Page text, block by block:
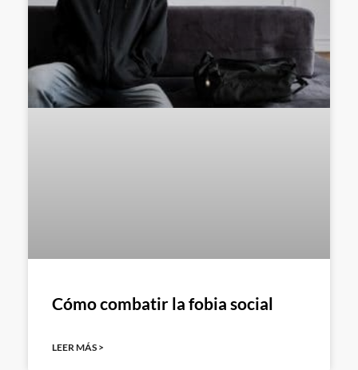
Cómo combatir la fobia social
LEER MÁS >